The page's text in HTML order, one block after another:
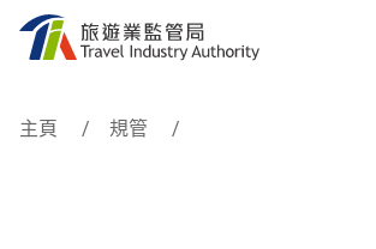
跳到内容
主頁 規管